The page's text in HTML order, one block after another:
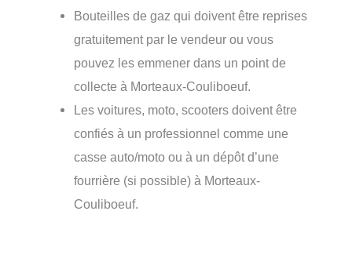
Bouteilles de gaz qui doivent être reprises
gratuitement par le vendeur ou vous
pouvez les emmener dans un point de
collecte à Morteaux-Couliboeuf.
Les voitures, moto, scooters doivent être
confiés à un professionnel comme une
casse auto/moto ou à un dépôt d’une
fourrière (si possible) à Morteaux-
Couliboeuf.